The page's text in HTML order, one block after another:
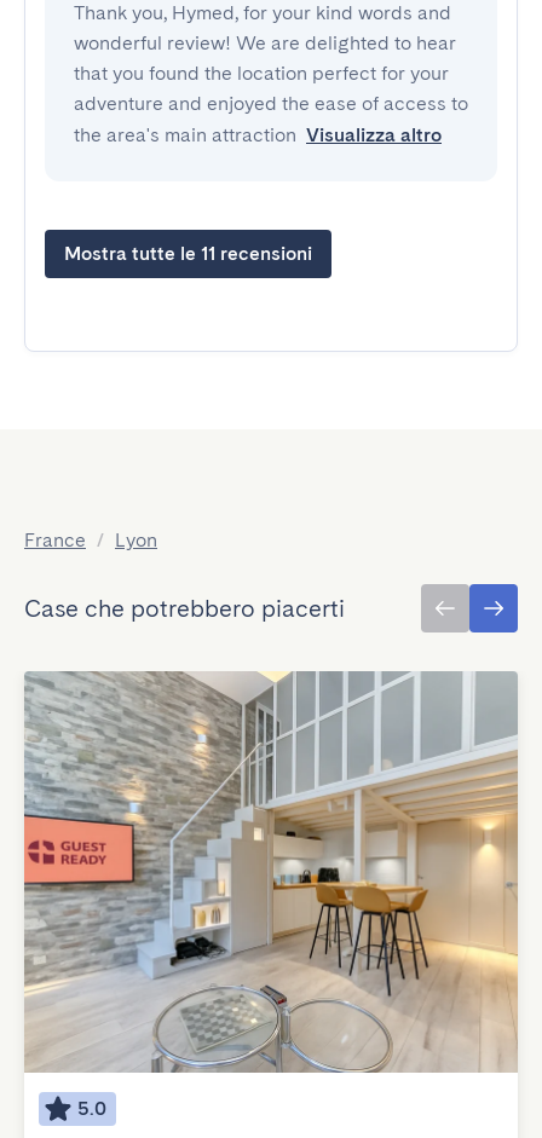
Thank you, Hymed, for your kind words and
wonderful review! We are delighted to hear
that you found the location perfect for your
adventure and enjoyed the ease of access to
the area's main attraction Visualizza altro
Mostra tutte le 11 recensioni
France / Lyon
Case che potrebbero piacerti
5.0